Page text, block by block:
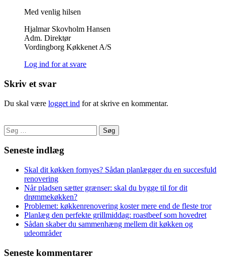
Med venlig hilsen
Hjalmar Skovholm Hansen
Adm. Direktør
Vordingborg Køkkenet A/S
Log ind for at svare
Skriv et svar
Du skal være logget ind for at skrive en kommentar.
Søg
efter:
Seneste indlæg
Skal dit køkken fornyes? Sådan planlægger du en succesfuld
renovering
Når pladsen sætter grænser: skal du bygge til for dit
drømmekøkken?
Problemet: køkkenrenovering koster mere end de fleste tror
Planlæg den perfekte grillmiddag: roastbeef som hovedret
Sådan skaber du sammenhæng mellem dit køkken og
udeområder
Seneste kommentarer